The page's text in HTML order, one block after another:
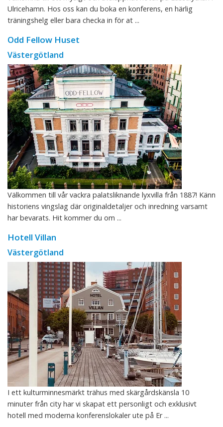
Ulricehamn. Hos oss kan du boka en konferens, en härlig
träningshelg eller bara checka in för at ...
Odd Fellow Huset
Västergötland
Välkommen till vår vackra palatsliknande lyxvilla från 1887! Känn
historiens vingslag där originaldetaljer och inredning varsamt
har bevarats. Hit kommer du om ...
Hotell Villan
Västergötland
I ett kulturminnesmärkt trähus med skärgårdskänsla 10
minuter från city har vi skapat ett personligt och exklusivt
hotell med moderna konferenslokaler ute på Er ...